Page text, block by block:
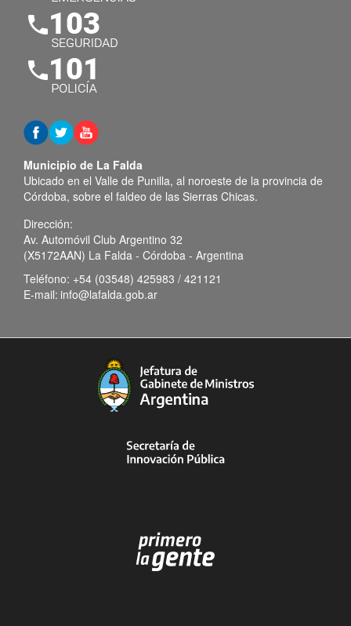
Municipio de La Falda
Ubicado en el Valle de Punilla, al noroeste de la provincia de
Córdoba, sobre el faldeo de las Sierras Chicas.
Dirección:
Av. Automóvil Club Argentino 32
(X5172AAN) La Falda - Córdoba - Argentina
Teléfono: +54 (03548) 425983 / 421121
E-mail: info@lafalda.gob.ar